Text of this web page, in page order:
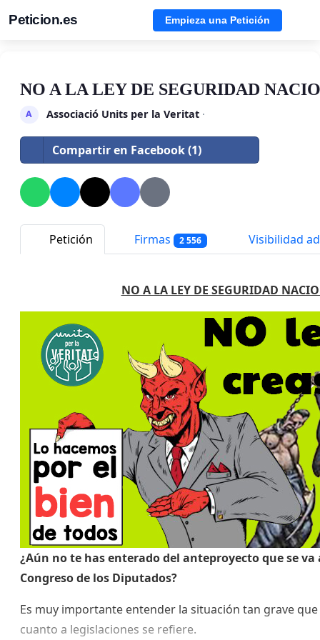
Peticion.es Empieza una Petición
NO A LA LEY DE SEGURIDAD
A Associació Units per la Veritat·
Compartir en Facebook (1)
Petición Firmas 2 556 Visibilidad
NO A LA LEY DE SEGURIDAD
¿Aún no te has enterado del anteproyecto que se
Congreso de los Diputados?
Es muy importante entender la situación tan grave
cuanto a legislaciones se refiere.